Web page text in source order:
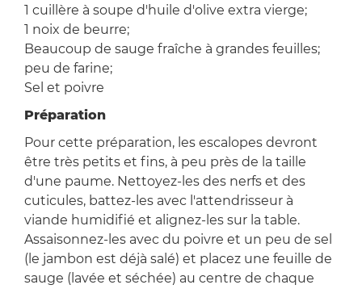
1 cuillère à soupe d'huile d'olive extra vierge;
1 noix de beurre;
Beaucoup de sauge fraîche à grandes feuilles;
peu de farine;
Sel et poivre
Préparation
Pour cette préparation, les escalopes devront
être très petits et fins, à peu près de la taille
d'une paume. Nettoyez-les des nerfs et des
cuticules, battez-les avec l'attendrisseur à
viande humidifié et alignez-les sur la table.
Assaisonnez-les avec du poivre et un peu de sel
(le jambon est déjà salé) et placez une feuille de
sauge (lavée et séchée) au centre de chaque